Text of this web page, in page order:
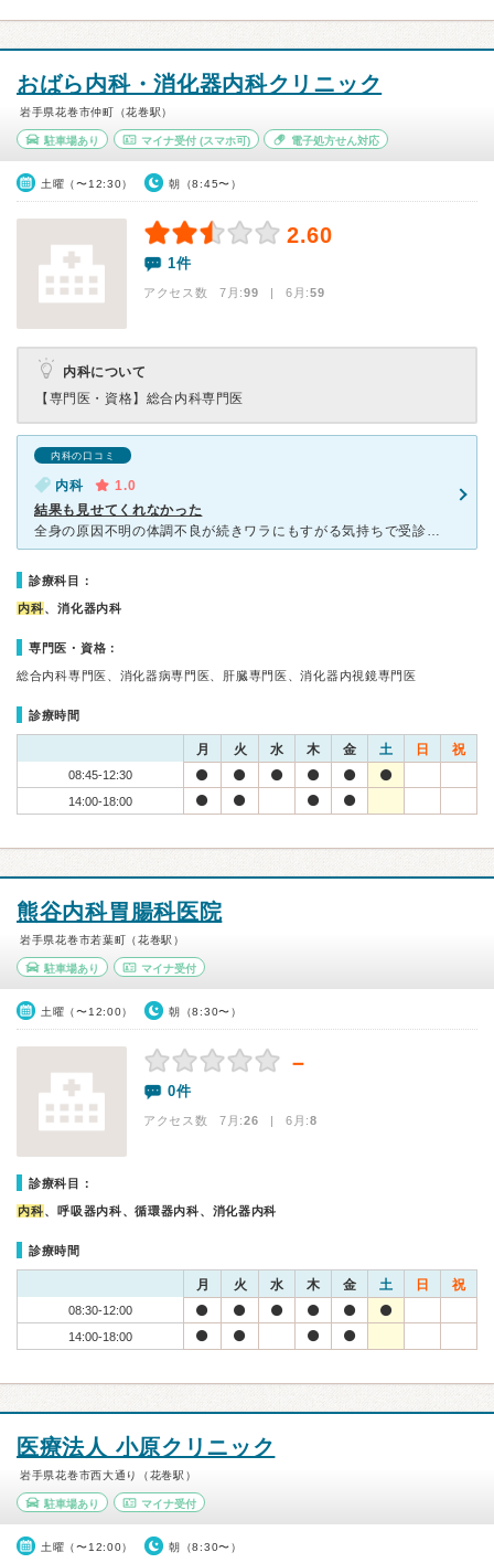
おばら内科・消化器内科クリニック
岩手県花巻市仲町（花巻駅）
駐車場あり マイナ受付(スマホ可) 電子処方せん対応
土曜（〜12:30） 朝（8:45〜）
2.60
1件
アクセス数 7月:99 | 6月:59
内科について
【専門医・資格】 総合内科専門医
内科の口コミ
内科
1.0
結果も見せてくれなかった
全身の原因不明の体調不良が続きワラにもすがる気持ちで受診しました。 血液検査になり、１回目５本取りましたが、上手く検査できなかったと言うことで、２回目７本取りました。 結果が出たら連絡くれると言っ
診療科目：
内科、消化器内科
専門医・資格：
総合内科専門医、消化器病専門医、肝臓専門医、消化器内視鏡専門医
診療時間
月 火 水 木 金 土 日 祝
08:45-12:30
14:00-18:00
熊谷内科胃腸科医院
岩手県花巻市若葉町（花巻駅）
駐車場あり マイナ受付
土曜（〜12:00） 朝（8:30〜）
－
0件
アクセス数 7月:26 | 6月:8
診療科目：
内科、呼吸器内科、循環器内科、消化器内科
診療時間
月 火 水 木 金 土 日 祝
08:30-12:00
14:00-18:00
医療法人 小原クリニック
岩手県花巻市西大通り（花巻駅）
駐車場あり マイナ受付
土曜（〜12:00） 朝（8:30〜）